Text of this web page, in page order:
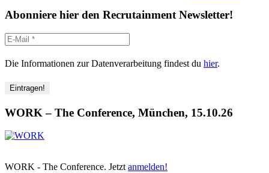
Abonniere hier den Recrutainment Newsletter!
Die Informationen zur Datenverarbeitung findest du hier.
WORK – The Conference, München, 15.10.26
WORK - The Conference. Jetzt anmelden!